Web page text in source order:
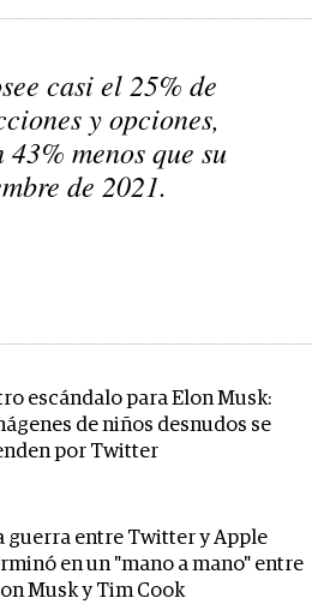
casi el 25% de
y opciones,
menos que su
de 2021.
escándalo para Elon Musk:
de niños desnudos se
por Twitter
guerra entre Twitter y Apple
en un "mano a mano" entre
Musk y Tim Cook